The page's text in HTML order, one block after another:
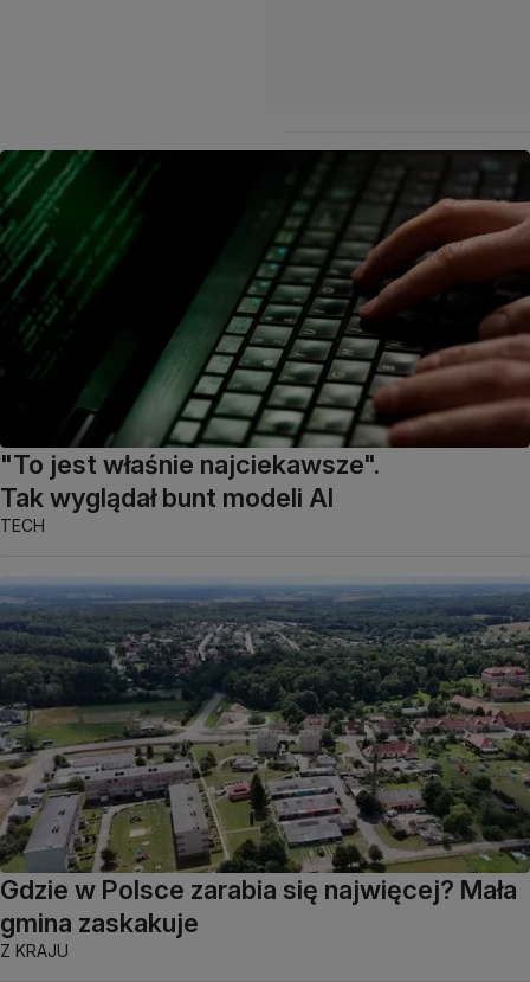
"To jest właśnie najciekawsze".
Tak wyglądał bunt modeli AI
TECH
Gdzie w Polsce zarabia się najwięcej? Mała
gmina zaskakuje
Z KRAJU